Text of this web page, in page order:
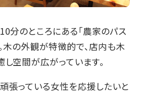
分のところにある「農家のパス
木の外観が特徴的で、店内も木
空間が広がっています。
張っている女性を応援したいと